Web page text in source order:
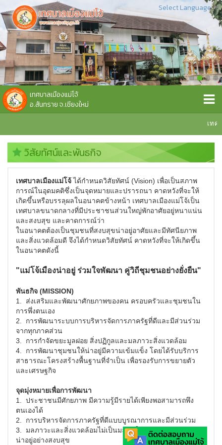
เทศบาลเมืองแม่โจ้
อ.สันทราย จ.เชียงใหม่
เทศ
Select Language▼
วิสัยทัศน์และพันธกิจ
เทศบาลเมืองแม่โจ้ได้กำหนดวิสัยทัศน์ (Vision) เพื่อเป็นสภาพ
การณ์ในอุดมคติซึ่งเป็นจุดหมายและปรารถนา คาดหวังที่จะให้
เกิดขึ้นหรือบรรลุผลในอนาคตข้างหน้า เทศบาลเมืองแม่โจ้เป็น
เทศบาลขนาดกลางที่มีประชาชนส่วนใหญ่พักอาศัยอยู่หนาแน่น
และสงบสุข และคาดการณ์ว่า
ในอนาคตต้องเป็นชุมชนที่สงบสุขน่าอยู่อาศัยและมีทัศนียภาพ
และสิ่งแวดล้อมดี จึงได้กำหนดวิสัยทัศน์ คาดหวังที่จะให้เกิดขึ้น
ในอนาคตดังนี้
"แม่โจ้เมืองน่าอยู่ ร่วมใจพัฒนา คู่วิถีชุมชนอย่างยั่งยืน"
พันธกิจ (MISSION)
1. ส่งเสริมและพัฒนาศักยภาพของคน ครอบครัวและชุมชนใน
การพึ่งตนเอง
2. การพัฒนาระบบการบริหารจัดการภาครัฐที่ดีและมีส่วนร่วม
จากทุกภาคส่วน
3. การกำจัดขยะมูลฝอย สิ่งปฏิกูลและมลภาวะสิ่งแวดล้อม
4. การพัฒนาชุมชนให้น่าอยู่มีความเข้มแข็ง โดยได้รับบริการ
สาธารณะโครงสร้างพื้นฐานที่จำเป็น เพื่อรองรับการขยายตัว
และเศรษฐกิจ
จุดมุ่งหมายเพื่อการพัฒนา
1. ประชาชนมีศักยภาพ มีความรู้มีรายได้เพียงพอสามารถพึง
ตนเองได้
2. การบริหารจัดการภาครัฐที่ดีแบบบูรณาการและมีส่วนร่วม
3. มลภาวะและสิ่งแวดล้อมไม่เป็นมลพิษให้บ้านเรือนและชุมชน
น่าอยู่อย่างสงบสุข